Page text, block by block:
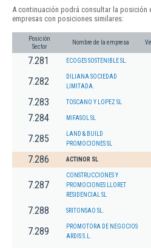
A continuación podrá consultar la posición
empresas con posiciones similares:
Posición
Sector
Nombre de la empresa
7.281 ECOGES SOSTENIBLE SL.
7.282
DILIANA SOCIEDAD
LIMITADA.
7.283 TOSCANO Y LOPEZ SL
7.284 MIFASOL SL
7.285
LAND & BUILD
PROMOCIONES SL
7.286 ACTINOR SL
7.287
CONSTRUCCIONES Y
PROMOCIONES LLORET
RESIDENCIAL SL
7.288 SRITONSAO SL.
7.289
PROMOTORA DE NEGOCIOS
ARDIS S.L.